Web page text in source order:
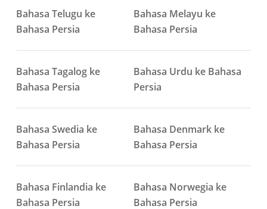
Bahasa Telugu ke
Bahasa Persia
Bahasa Melayu ke
Bahasa Persia
Bahasa Tagalog ke
Bahasa Persia
Bahasa Urdu ke Bahasa
Persia
Bahasa Swedia ke
Bahasa Persia
Bahasa Denmark ke
Bahasa Persia
Bahasa Finlandia ke
Bahasa Persia
Bahasa Norwegia ke
Bahasa Persia